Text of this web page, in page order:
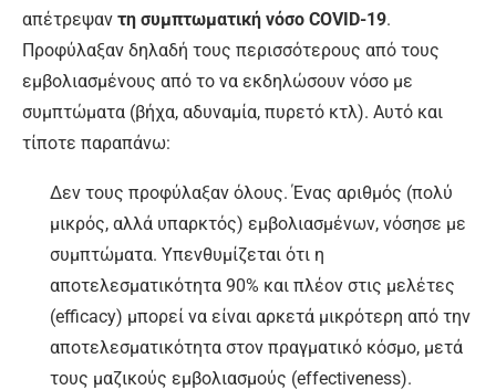
απέτρεψαν τη συμπτωματική νόσο COVID-19.
Προφύλαξαν δηλαδή τους περισσότερους από τους
εμβολιασμένους από το να εκδηλώσουν νόσο με
συμπτώματα (βήχα, αδυναμία, πυρετό κτλ). Αυτό και
τίποτε παραπάνω:
Δεν τους προφύλαξαν όλους. Ένας αριθμός (πολύ
μικρός, αλλά υπαρκτός) εμβολιασμένων, νόσησε με
συμπτώματα. Υπενθυμίζεται ότι η
αποτελεσματικότητα 90% και πλέον στις μελέτες
(efficacy) μπορεί να είναι αρκετά μικρότερη από την
αποτελεσματικότητα στον πραγματικό κόσμο, μετά
τους μαζικούς εμβολιασμούς (effectiveness).